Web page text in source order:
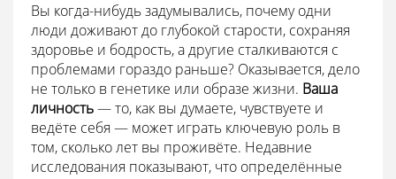
Вы когда-нибудь задумывались, почему одни
люди доживают до глубокой старости, сохраняя
здоровье и бодрость, а другие сталкиваются с
проблемами гораздо раньше? Оказывается, дело
не только в генетике или образе жизни. Ваша
личность— то, как вы думаете, чувствуете и
ведёте себя — может играть ключевую роль в
том, сколько лет вы проживёте. Недавние
исследования показывают, что определённые